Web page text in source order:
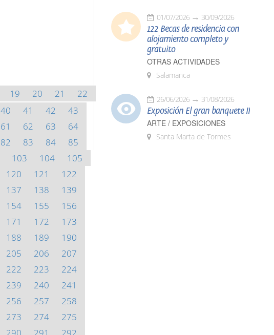
19 20 21
22
40 41 42
43
61 62 63
64
82 83 84
85
103 104
105
120 121
122
137 138
139
154 155
156
171 172
173
188 189
190
205 206
207
222 223
224
239 240
241
256 257
258
273 274
275
01/07/2026 30/09/2026
122 Becas de residencia con
alojamiento completo y
gratuito
OTRAS ACTIVIDADES
Salamanca
26/06/2026 31/08/2026
Exposición El gran banquete II
ARTE / EXPOSICIONES
Santa Marta de Tormes